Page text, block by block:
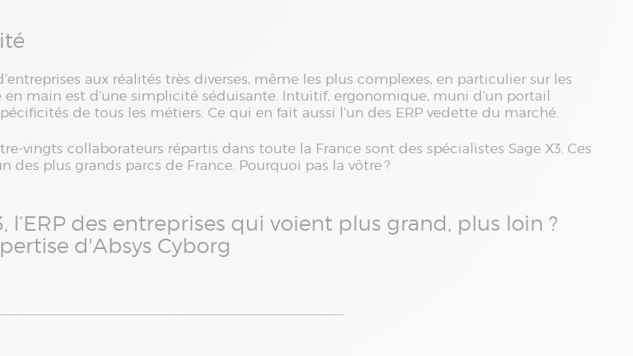
aux réalités très diverses, même les plus complexes, en particulier sur les
main est d’une simplicité séduisante. Intuitif, ergonomique, muni d’un portail
de tous les métiers. Ce qui en fait aussi l’un des ERP vedette du marché.
vingts collaborateurs répartis dans toute la France sont des spécialistes Sage X3. Ces
des plus grands parcs de France. Pourquoi pas la vôtre ?
l’ERP des entreprises qui voient plus grand, plus loin ?
d'Absys Cyborg